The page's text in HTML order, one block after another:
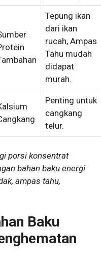
Tepung ikan
dari ikan
rucah, Ampas
Tahu mudah
didapat
murah.
Penting untuk
cangkang
telur.
porsi konsentrat
bahan baku energi
ampas tahu,
Baku